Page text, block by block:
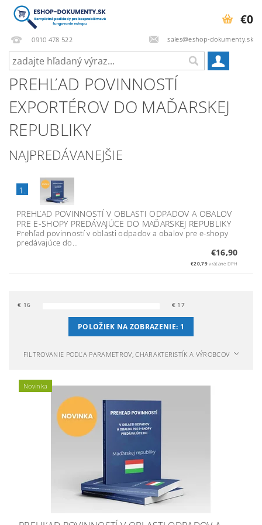
0910 478 522 sales@eshop-dokumenty.sk
€0
PREHĽAD POVINNOSTÍ
EXPORTÉROV DO MAĎARSKEJ
REPUBLIKY
NAJPREDÁVANEJŠIE
1.
PREHĽAD POVINNOSTÍ V OBLASTI ODPADOV A OBALOV
PRE E-SHOPY PREDÁVAJÚCE DO MAĎARSKEJ REPUBLIKY
Prehľad povinností v oblasti odpadov a obalov pre e-shopy
predávajúce do...
€16,90
€20,79vrátane DPH
€ 16 € 17
POLOŽIEK NA ZOBRAZENIE: 1
FILTROVANIE PODĽA PARAMETROV, CHARAKTERISTÍK A VÝROBCOV
Novinka